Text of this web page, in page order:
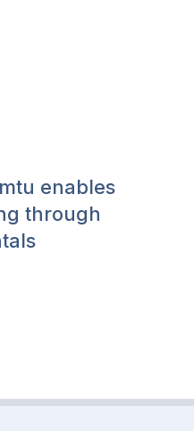
enables
through